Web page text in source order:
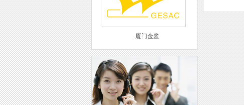
厦门金鹭
西工集团